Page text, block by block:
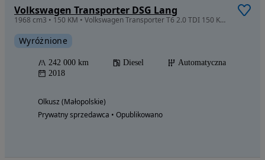
Volkswagen Transporter DSG Lang
1968 cm3 • 150 KM • Volkswagen Transporter T6 2.0 TDI 150 KM automat L2H1 2018
Wyróżnione
242 000 km Diesel
Automatyczna
2018
Olkusz (Małopolskie)
Prywatny sprzedawca • Opublikowano